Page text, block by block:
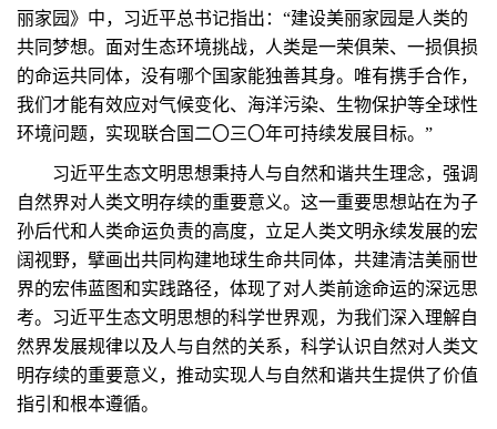
丽家园》中，习近平总书记指出：“建设美丽家园是人类的
共同梦想。面对生态环境挑战，人类是一荣俱荣、一损俱损
的命运共同体，没有哪个国家能独善其身。唯有携手合作，
我们才能有效应对气候变化、海洋污染、生物保护等全球性
环境问题，实现联合国二〇三〇年可持续发展目标。”
习近平生态文明思想秉持人与自然和谐共生理念，强调
自然界对人类文明存续的重要意义。这一重要思想站在为子
孙后代和人类命运负责的高度，立足人类文明永续发展的宏
阔视野，擘画出共同构建地球生命共同体，共建清洁美丽世
界的宏伟蓝图和实践路径，体现了对人类前途命运的深远思
考。习近平生态文明思想的科学世界观，为我们深入理解自
然界发展规律以及人与自然的关系，科学认识自然对人类文
明存续的重要意义，推动实现人与自然和谐共生提供了价值
指引和根本遵循。